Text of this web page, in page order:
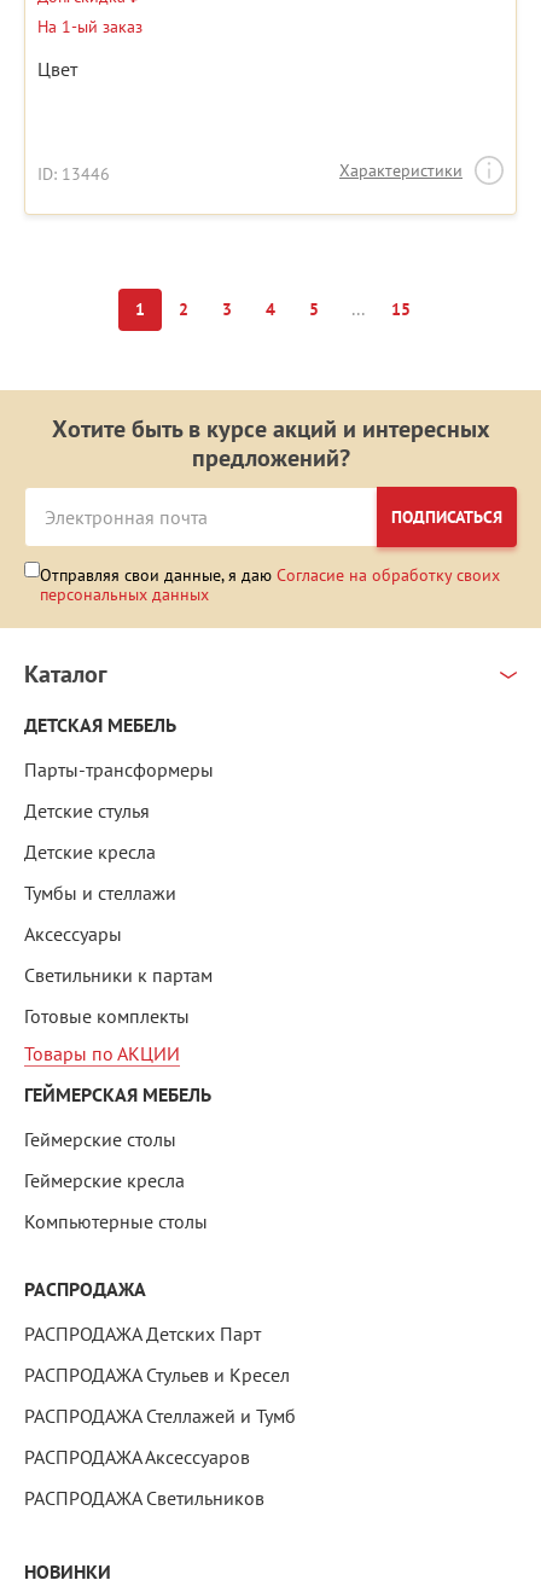
На 1-ый заказ
Цвет
ID: 13446 Характеристики
1 2 3 4 5 ... 15
Хотите быть в курсе акций и интересных
предложений?
ПОДПИСАТЬСЯ
Отправляя свои данные, я даю Согласие на обработку своих
персональных данных
Каталог
ДЕТСКАЯ МЕБЕЛЬ
Парты-трансформеры
Детские стулья
Детские кресла
Тумбы и стеллажи
Аксессуары
Светильники к партам
Готовые комплекты
Товары по АКЦИИ
ГЕЙМЕРСКАЯ МЕБЕЛЬ
Геймерские столы
Геймерские кресла
Компьютерные столы
РАСПРОДАЖА
РАСПРОДАЖА Детских Парт
РАСПРОДАЖА Стульев и Кресел
РАСПРОДАЖА Стеллажей и Тумб
РАСПРОДАЖА Аксессуаров
РАСПРОДАЖА Светильников
НОВИНКИ